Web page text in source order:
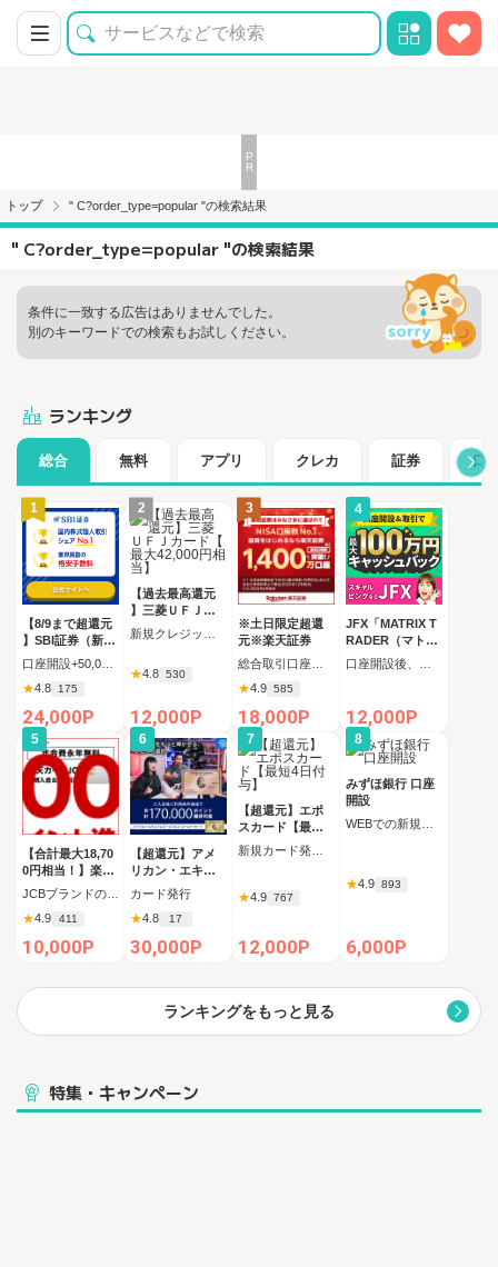
トップ " C?order_type=popular "の検索結果
" C?order_type=popular "の検索結果
条件に一致する広告はありませんでした。
別のキーワードでの検索もお試しください。
ランキング
総合 無料 アプリ クレカ 証券 口
1
【8/9まで超還元
】SBI証券（新規
口座開設+50,000
円以上入金）
★4.8 175
24,000P
2
【過去最高還元
】三菱ＵＦＪカ
ード【最大42,00
0円相当】
★4.8 530
12,000P
3
※土日限定超還
元※楽天証券
★4.9 585
18,000P
4
JFX「MATRIX T
RADER（マトリ
ックストレーダ
ー）」
12,000P
5
【合計最大18,70
0円相当！】楽天
カード【JCBキ
ャンペーン実施
中】
★4.9 411
10,000P
6
【超還元】アメ
リカン・エキス
プレス・ビジネ
ス・ゴールド・
カード
カード発行
★4.8 17
30,000P
7
【超還元】エポ
スカード【最短4
日付与】
★4.9 767
12,000P
8
みずほ銀行 口座
開設
★4.9 893
6,000P
ランキングをもっと見る
特集・キャンペーン